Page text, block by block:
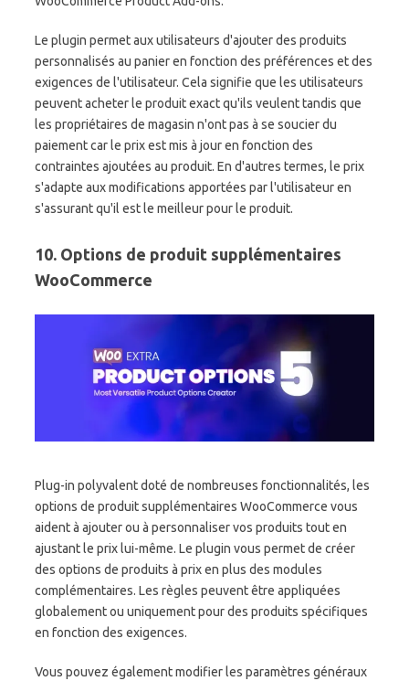
Le plugin permet aux utilisateurs d'ajouter des produits
personnalisés au panier en fonction des préférences et des
exigences de l'utilisateur. Cela signifie que les utilisateurs
peuvent acheter le produit exact qu'ils veulent tandis que
les propriétaires de magasin n'ont pas à se soucier du
paiement car le prix est mis à jour en fonction des
contraintes ajoutées au produit. En d'autres termes, le prix
s'adapte aux modifications apportées par l'utilisateur en
s'assurant qu'il est le meilleur pour le produit.
10. Options de produit supplémentaires
WooCommerce
Plug-in polyvalent doté de nombreuses fonctionnalités, les
options de produit supplémentaires WooCommerce vous
aident à ajouter ou à personnaliser vos produits tout en
ajustant le prix lui-même. Le plugin vous permet de créer
des options de produits à prix en plus des modules
complémentaires. Les règles peuvent être appliquées
globalement ou uniquement pour des produits spécifiques
en fonction des exigences.
Vous pouvez également modifier les paramètres généraux